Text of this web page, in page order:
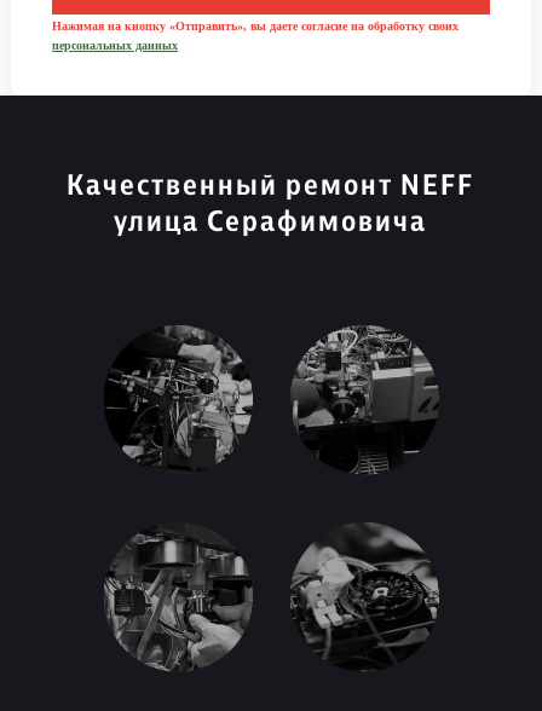
Нажимая на кнопку «Отправить», вы даете согласие на обработку своих
персональных данных
Качественный ремонт NEFF
улица Серафимовича